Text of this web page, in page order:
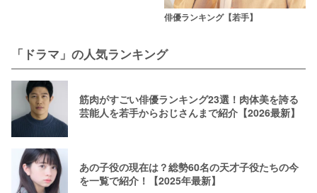
俳優ランキング【若手】
「ドラマ」の人気ランキング
筋肉がすごい俳優ランキング23選！肉体美を誇る
芸能人を若手からおじさんまで紹介【2026最新】
あの子役の現在は？総勢60名の天才子役たちの今
を一覧で紹介！【2025年最新】